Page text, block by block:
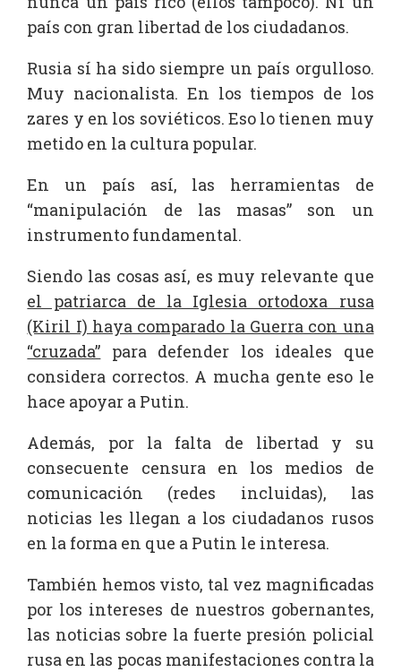
país con gran libertad de los ciudadanos.
Rusia sí ha sido siempre un país orgulloso.
Muy nacionalista. En los tiempos de los
zares y en los soviéticos. Eso lo tienen muy
metido en la cultura popular.
En un país así, las herramientas de
“manipulación de las masas” son un
instrumento fundamental.
Siendo las cosas así, es muy relevante que
el patriarca de la Iglesia ortodoxa rusa
(Kiril I) haya comparado la Guerra con una
“cruzada” para defender los ideales que
considera correctos. A mucha gente eso le
hace apoyar a Putin.
Además, por la falta de libertad y su
consecuente censura en los medios de
comunicación (redes incluidas), las
noticias les llegan a los ciudadanos rusos
en la forma en que a Putin le interesa.
También hemos visto, tal vez magnificadas
por los intereses de nuestros gobernantes,
las noticias sobre la fuerte presión policial
rusa en las pocas manifestaciones contra la